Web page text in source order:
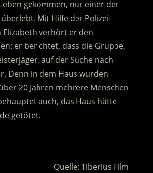
gekommen, nur einer der
Mit Hilfe der Polizei-
Elizabeth verhört er den
er berichtet, dass die Gruppe,
auf der Suche nach
Denn in dem Haus wurden
20 Jahren mehrere Menschen
auch, das Haus hätte
getötet.
Quelle: Tiberius Film